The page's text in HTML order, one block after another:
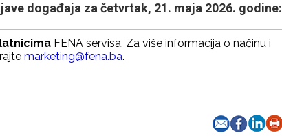
događaja za četvrtak, 21. maja 2026. godine:
FENA servisa. Za više informacija o načinu i
marketing@fena.ba.